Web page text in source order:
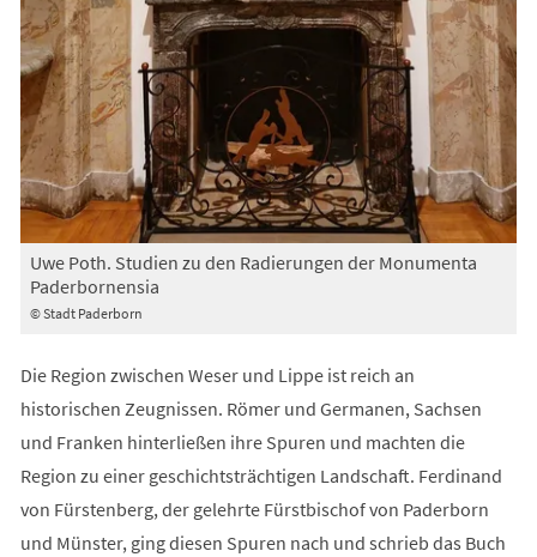
© Stadt Paderborn
Uwe Poth. Studien zu den Radierungen der Monumenta
Paderbornensia
Die Region zwischen Weser und Lippe ist reich an
historischen Zeugnissen. Römer und Germanen, Sachsen
und Franken hinterließen ihre Spuren und machten die
Region zu einer geschichtsträchtigen Landschaft. Ferdinand
von Fürstenberg, der gelehrte Fürstbischof von Paderborn
und Münster, ging diesen Spuren nach und schrieb das Buch